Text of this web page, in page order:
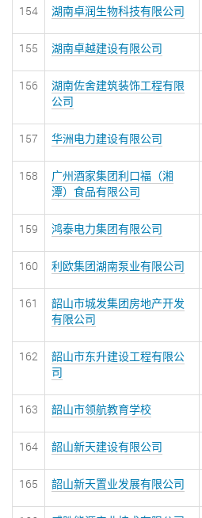
154 湖南卓润生物科技有限公司
155 湖南卓越建设有限公司
156
湖南佐舍建筑装饰工程有限
公司
157 华洲电力建设有限公司
158
广州酒家集团利口福（湘
潭）食品有限公司
159 鸿泰电力集团有限公司
160 利欧集团湖南泵业有限公司
161
韶山市城发集团房地产开发
有限公司
162
韶山市东升建设工程有限公
司
163 韶山市领航教育学校
164 韶山新天建设有限公司
165 韶山新天置业发展有限公司